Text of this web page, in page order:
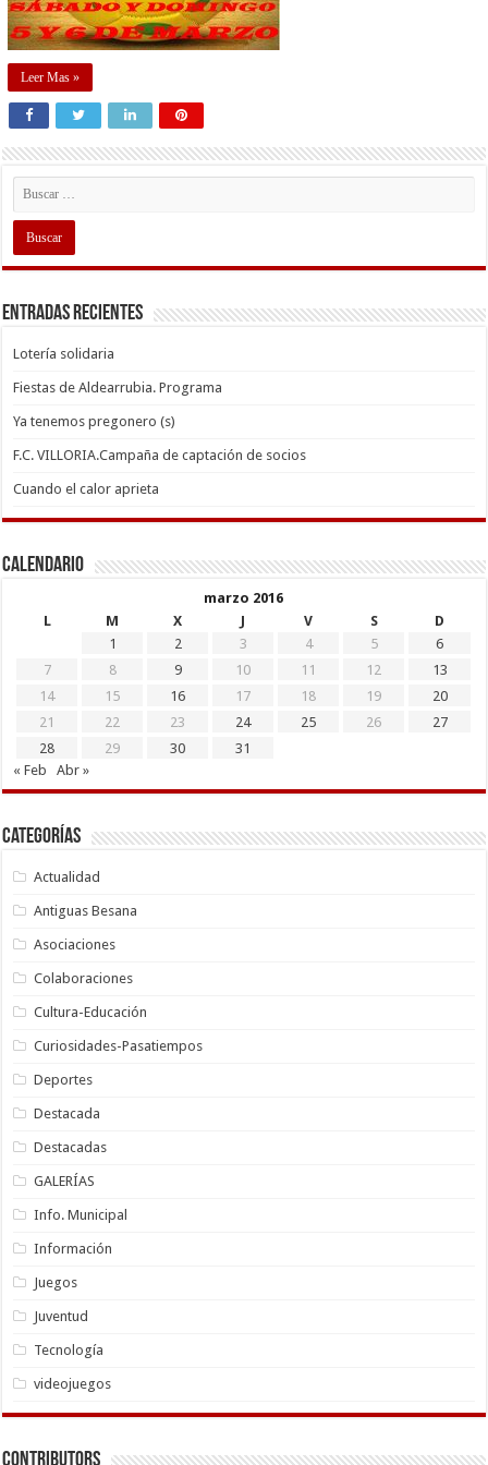
Leer Mas »
Entradas recientes
Lotería solidaria
Fiestas de Aldearrubia. Programa
Ya tenemos pregonero (s)
F.C. VILLORIA.Campaña de captación de socios
Cuando el calor aprieta
Calendario
marzo 2016
L
M X J V S
D
1
2 3 4 5
6
7
8 9 10 11 12
13
14
15 16 17 18 19
20
21
22 23 24 25 26
27
28
29 30
31
« Feb
Abr »
Categorías
Actualidad
Antiguas Besana
Asociaciones
Colaboraciones
Cultura-Educación
Curiosidades-Pasatiempos
Deportes
Destacada
Destacadas
GALERÍAS
Info. Municipal
Información
Juegos
Juventud
Tecnología
videojuegos
Contributors